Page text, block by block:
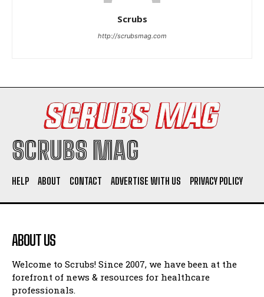
Scrubs
http://scrubsmag.com
SCRUBS MAG
HELP ABOUT CONTACT ADVERTISE WITH US PRIVACY POLICY
ABOUT US
Welcome to Scrubs! Since 2007, we have been at the
forefront of news & resources for healthcare
professionals.